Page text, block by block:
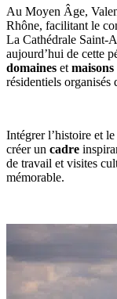
Au Moyen Âge,
Rhône, facilitant le
La Cathédrale Saint-
aujourd’hui de cette
domaines et maisons
résidentiels organisés
Intégrer l’histoire et
créer un cadre
de travail et visites
mémorable.